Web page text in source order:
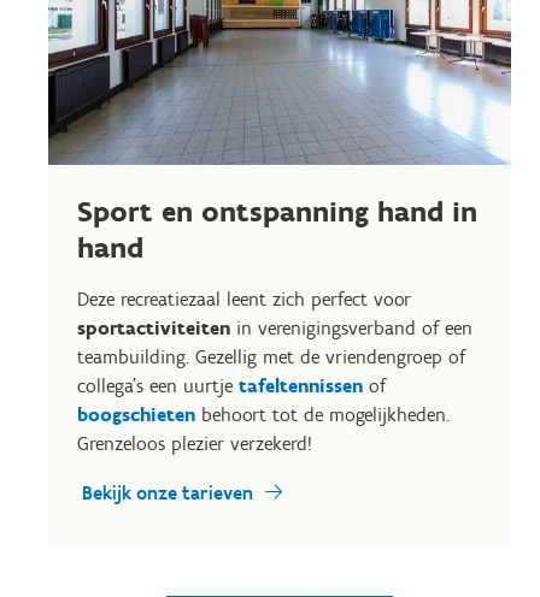
Sport en ontspanning hand in
hand
Deze recreatiezaal leent zich perfect voor
sportactiviteiten in verenigingsverband of een
teambuilding. Gezellig met de vriendengroep of
collega’s een uurtje tafeltennissen of
boogschieten behoort tot de mogelijkheden.
Grenzeloos plezier verzekerd!
Bekijk onze tarieven